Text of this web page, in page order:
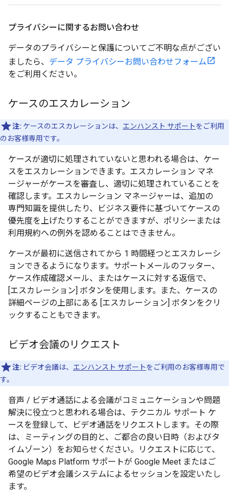
プライバシーに関するお問い合わせ
データのプライバシーと保護についてご不明な点がござい
ましたら、 データ プライバシーお問い合わせフォーム
をご利用ください。
ケースのエスカレーション
注: ケースのエスカレーションは、 エンハンスト サポートをご利用
のお客様専用です。
ケースが適切に処理されていないと思われる場合は、ケー
スをエスカレーションできます。エスカレーション マネ
ージャーがケースを審査し、適切に処理されていることを
確認します。エスカレーション マネージャーは、追加の
専門知識を提供したり、ビジネス要件に基づいてケースの
優先度を上げたりすることができますが、ポリシーまたは
利用規約への例外を認めることはできません。
ケースが最初に送信されてから 1 時間経つとエスカレーシ
ョンできるようになります。サポートメールのフッター、
ケース作成確認メール、またはケースに対する返信で、
[エスカレーション] ボタンを使用します。また、ケースの
詳細ページの上部にある [エスカレーション] ボタンをクリ
ックすることもできます。
ビデオ会議のリクエスト
注: ビデオ会議は、 エンハンスト サポートをご利用のお客様専用で
す。
音声 / ビデオ通話による会議がコミュニケーションや問題
解決に役立つと思われる場合は、テクニカル サポート ケ
ースを登録して、ビデオ通話をリクエストします。その際
は、ミーティングの目的と、ご都合の良い日時（およびタ
イムゾーン）をお知らせください。リクエストに応じて、
Google Maps Platform サポートが Google Meet またはご
希望のビデオ会議システムによるセッションを設定いたし
ます。